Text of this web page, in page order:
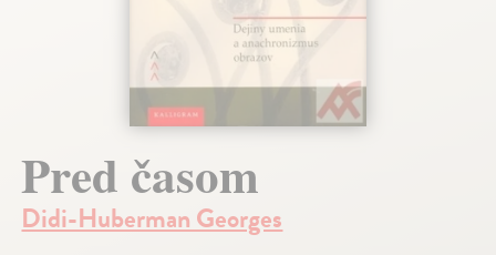
Pred časom
Didi-Huberman Georges